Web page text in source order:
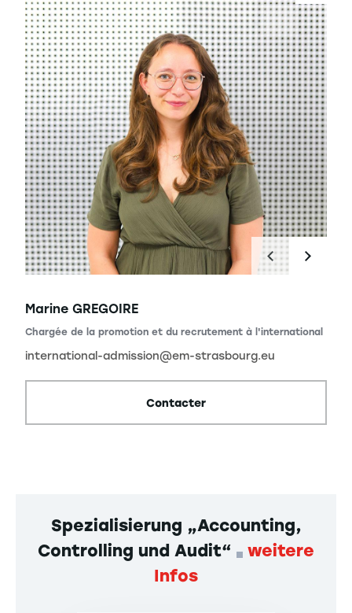
Marine GREGOIRE
Chargée de la promotion et du recrutement à l'international
international-admission@em-strasbourg.eu
Contacter
Spezialisierung „Accounting,
Controlling und Audit“
weitere
Infos